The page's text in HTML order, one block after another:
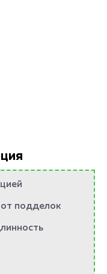
подделок